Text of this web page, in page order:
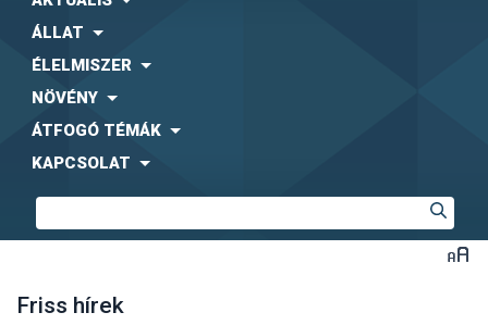
ÁLLAT
ÉLELMISZER
NÖVÉNY
ÁTFOGÓ TÉMÁK
KAPCSOLAT
Friss hírek